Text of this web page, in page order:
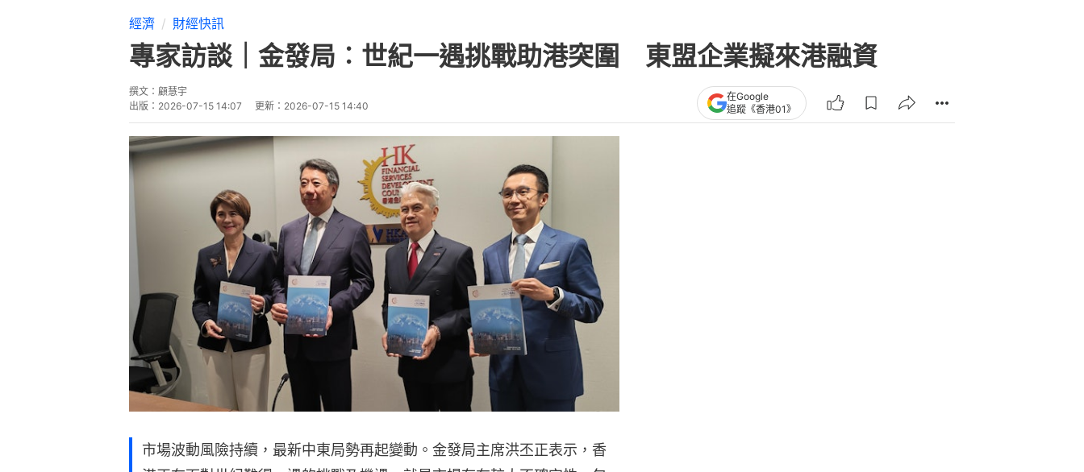
經濟 財經快訊
專家訪談｜金發局︰世紀一遇挑戰助港突圍 東盟企業擬來港融資
撰文： 顧慧宇
出版： 2026-07-15 14:07 更新： 2026-07-15 14:40
在Google
追蹤《香港01》
市場波動風險持續，最新中東局勢再起變動。金發局主席洪丕正表示，香